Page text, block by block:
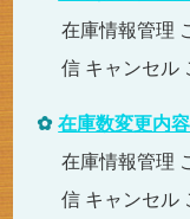
在庫情報管理
信 キャンセル
在庫数変更内
在庫情報管理
信 キャンセル